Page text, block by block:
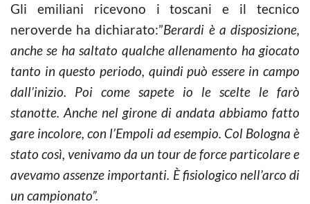
Gli emiliani ricevono i toscani e il tecnico
neroverde ha dichiarato:”Berardi è a disposizione,
anche se ha saltato qualche allenamento ha giocato
tanto in questo periodo, quindi può essere in campo
dall’inizio. Poi come sapete io le scelte le farò
stanotte. Anche nel girone di andata abbiamo fatto
gare incolore, con l’Empoli ad esempio. Col Bologna è
stato così, venivamo da un tour de force particolare e
avevamo assenze importanti. È fisiologico nell’arco di
un campionato”.